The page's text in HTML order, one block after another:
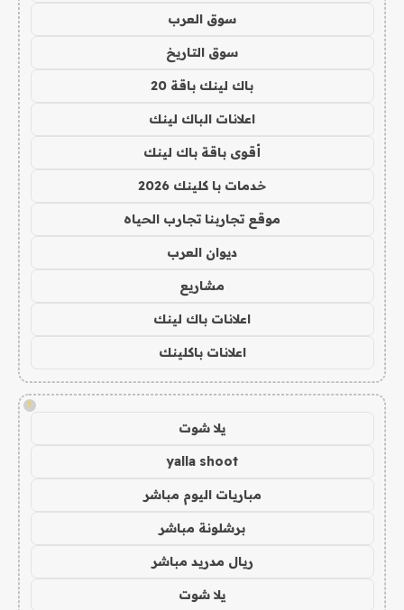
سوق العرب
سوق التاريخ
باك لينك باقة 20
اعلانات الباك لينك
أقوى باقة باك لينك
خدمات با كلينك 2026
موقع تجاربنا تجارب الحياه
ديوان العرب
مشاريع
اعلانات باك لينك
اعلانات باكلينك
!
يلا شوت
yalla shoot
مباريات اليوم مباشر
برشلونة مباشر
ريال مدريد مباشر
يلا شوت